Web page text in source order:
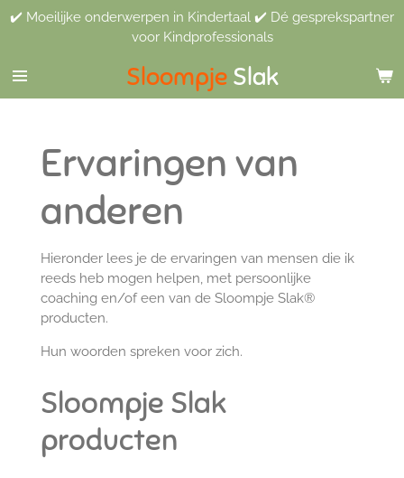
Ga
de
hoofdinhoud
Sloompje Slak
✔️ Moeilijke onderwerpen in Kindertaal ✔️ Dé gesprekspartner
voor Kindprofessionals
Ervaringen van
anderen
Hieronder lees je de ervaringen van mensen die ik
reeds heb mogen helpen, met persoonlijke
coaching en/of een van de Sloompje Slak®
producten.
Hun woorden spreken voor zich.
Sloompje Slak
producten